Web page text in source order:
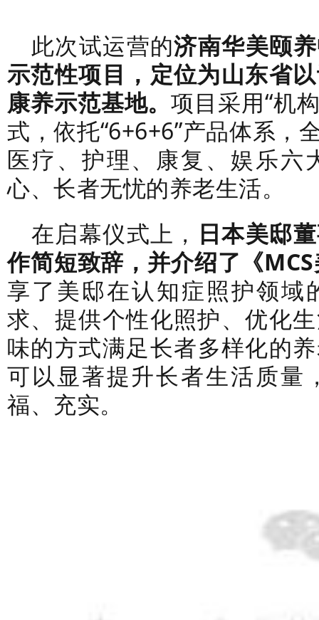
此次试运营的济南华美颐
示范性项目，定位为山东省
康养示范基地。项目采用“机
式，依托“6+6+6”产品体系，
医疗、护理、康复、娱乐六
心、长者无忧的养老生活。
在启幕仪式上， 日本美邸
作简短致辞，并介绍了《
享了美邸在认知症照护领
求、提供个性化照护、优化
味的方式满足长者多样化的
可以显著提升长者生活质量
福、充实。